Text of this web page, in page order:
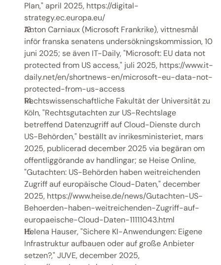
Plan," april 2025, https://digital-
strategy.ec.europa.eu/
Anton Carniaux (Microsoft Frankrike), vittnesmål
inför franska senatens undersökningskommission, 10
juni 2025; se även IT-Daily, "Microsoft: EU data not
protected from US access," juli 2025, https://www.it-
daily.net/en/shortnews-en/microsoft-eu-data-not-
protected-from-us-access
Rechtswissenschaftliche Fakultät der Universität zu
Köln, "Rechtsgutachten zur US-Rechtslage
betreffend Datenzugriff auf Cloud-Dienste durch
US-Behörden," beställt av inrikesministeriet, mars
2025, publicerad december 2025 via begäran om
offentliggörande av handlingar; se Heise Online,
"Gutachten: US-Behörden haben weitreichenden
Zugriff auf europäische Cloud-Daten," december
2025, https://www.heise.de/news/Gutachten-US-
Behoerden-haben-weitreichenden-Zugriff-auf-
europaeische-Cloud-Daten-11111043.html
Helena Hauser, "Sichere KI-Anwendungen: Eigene
Infrastruktur aufbauen oder auf große Anbieter
setzen?," JUVE, december 2025,